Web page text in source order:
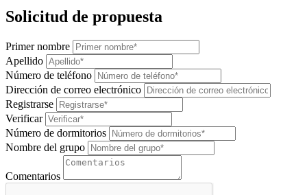
Solicitud de propuesta
Primer nombre
Apellido
Número de teléfono
Dirección de correo electrónico
Registrarse
Verificar
Número de dormitorios
Nombre del grupo
Comentarios